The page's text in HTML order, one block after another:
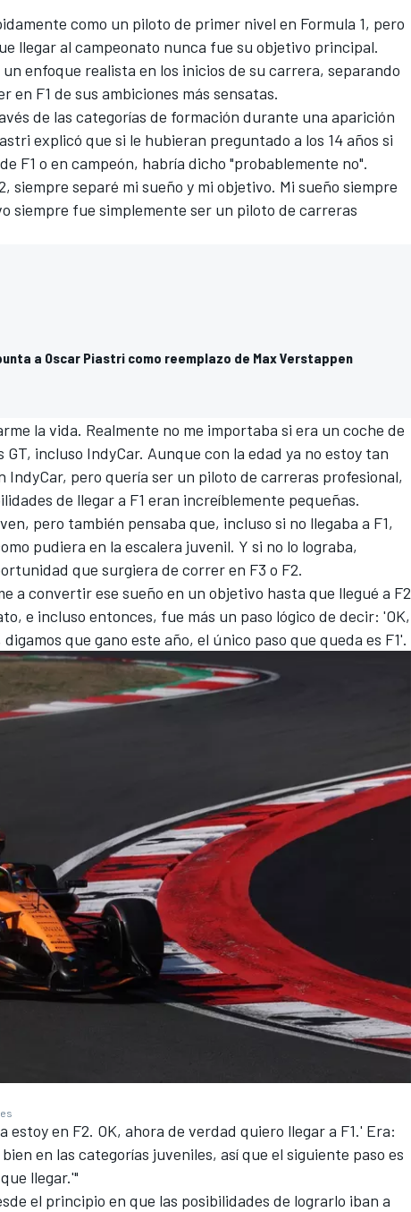
como un piloto de primer nivel en Formula 1, pero
llegar al campeonato nunca fue su objetivo principal.
enfoque realista en los inicios de su carrera, separando
en F1 de sus ambiciones más sensatas.
de las categorías de formación durante una aparición
explicó que si le hubieran preguntado a los 14 años si
F1 o en campeón, habría dicho "probablemente no".
siempre separé mi sueño y mi objetivo. Mi sueño siempre
siempre fue simplemente ser un piloto de carreras
a Oscar Piastri como reemplazo de Max Verstappen
la vida. Realmente no me importaba si era un coche de
incluso IndyCar. Aunque con la edad ya no estoy tan
IndyCar, pero quería ser un piloto de carreras profesional,
de llegar a F1 eran increíblemente pequeñas.
pero también pensaba que, incluso si no llegaba a F1,
pudiera en la escalera juvenil. Y si no lo lograba,
que surgiera de correr en F3 o F2.
a convertir ese sueño en un objetivo hasta que llegué a F2
e incluso entonces, fue más un paso lógico de decir: 'OK,
que gano este año, el único paso que queda es F1'.
estoy en F2. OK, ahora de verdad quiero llegar a F1.' Era:
en las categorías juveniles, así que el siguiente paso es
llegar.'"
el principio en que las posibilidades de lograrlo iban a